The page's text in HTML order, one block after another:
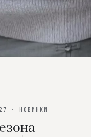
· НОВИНКИ